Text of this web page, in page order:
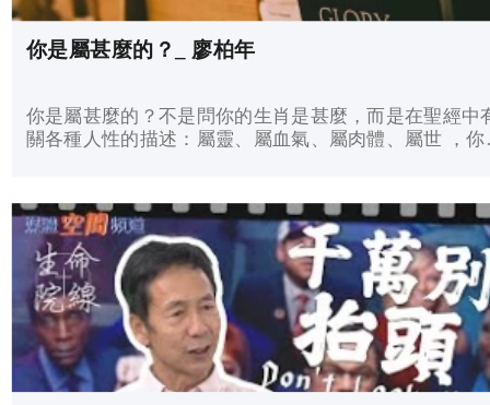
你是屬甚麼的？_ 廖柏年
你是屬甚麼的？不是問你的生肖是甚麼，而是在聖經中
關各種人性的描述：屬靈、屬血氣、屬肉體、屬世 ，你